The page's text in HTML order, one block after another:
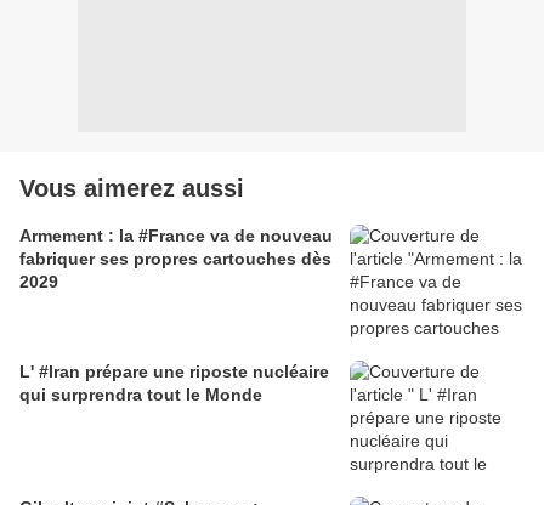
Vous aimerez aussi
Armement : la #France va de nouveau
fabriquer ses propres cartouches dès
2029
L' #Iran prépare une riposte nucléaire
qui surprendra tout le Monde